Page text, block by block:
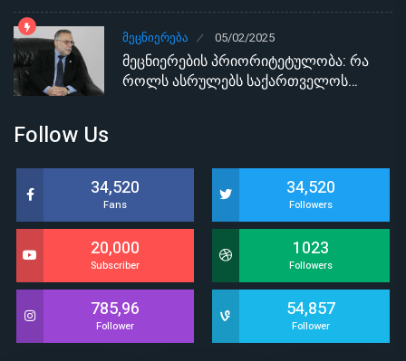
ᲛᲔᲪᲜᲘᲔᲠᲔᲑᲐ 05/02/2025
მეცნიერების პრიორიტეტულობა: რა
როლს ასრულებს საქართველოს…
Follow Us
34,520
Fans
34,520
Followers
20,000
Subscriber
1023
Followers
785,96
Follower
54,857
Follower